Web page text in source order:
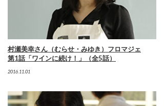
村瀬美幸さん（むらせ・みゆき）フロマジェ
第1話「ワインに続け！」（全5話）
2016.11.01